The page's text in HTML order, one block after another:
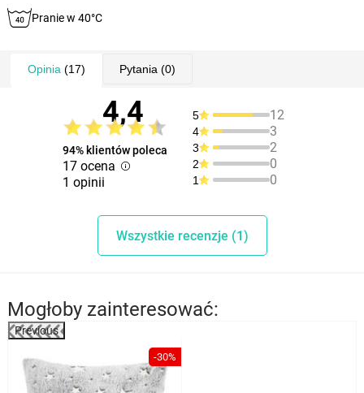
Pranie w 40°C
Opinia (17) Pytania (0)
4,4
94% klientów poleca
17 ocena
1 opinii
5 12
4 3
3 2
2 0
1 0
Wszystkie recenzje (1)
Mogłoby zainteresować:
Previous
-30%